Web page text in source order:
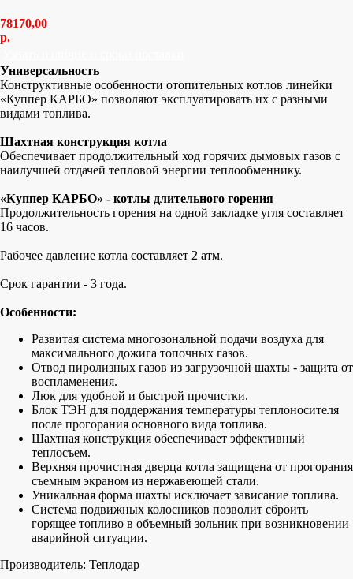
78170,00
р.
Универсальность
Конструктивные особенности отопительных котлов линейки
«Куппер КАРБО» позволяют эксплуатировать их с разными
видами топлива.
Шахтная конструкция котла
Обеспечивает продолжительный ход горячих дымовых газов с
наилучшей отдачей тепловой энергии теплообменнику.
«Куппер КАРБО» - котлы длительного горения
Продолжительность горения на одной закладке угля составляет
16 часов.
Рабочее давление котла составляет 2 атм.
Срок гарантии - 3 года.
Особенности:
Развитая система многозональной подачи воздуха для
максимального дожига топочных газов.
Отвод пиролизных газов из загрузочной шахты - защита от
воспламенения.
Люк для удобной и быстрой прочистки.
Блок ТЭН для поддержания температуры теплоносителя
после прогорания основного вида топлива.
Шахтная конструкция обеспечивает эффективный
теплосъем.
Верхняя прочистная дверца котла защищена от прогорания
съемным экраном из нержавеющей стали.
Уникальная форма шахты исключает зависание топлива.
Система подвижных колосников позволит сброить
горящее топливо в объемный зольник при возникновении
аварийной ситуации.
Производитель: Теплодар